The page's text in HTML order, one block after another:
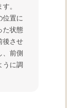
：修理方法と必
速機の仕組みと
。
位置に
た状態
後させ
、前側
うに調